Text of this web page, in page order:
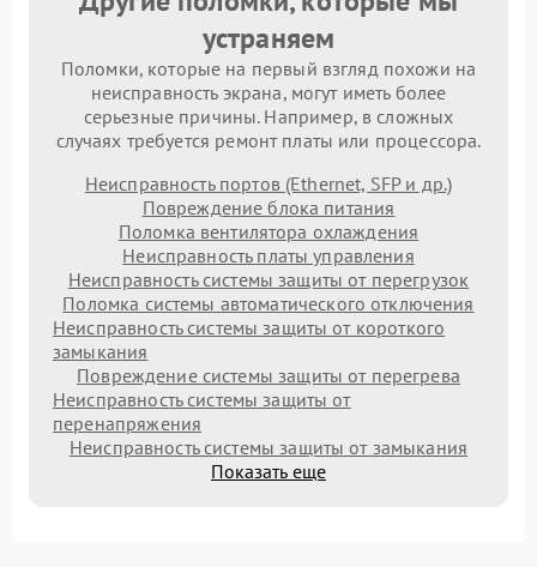
устраняем
Поломки, которые на первый взгляд похожи на
неисправность экрана, могут иметь более
серьезные причины. Например, в сложных
случаях требуется ремонт платы или процессора.
Неисправность портов (Ethernet, SFP и др.)
Повреждение блока питания
Поломка вентилятора охлаждения
Неисправность платы управления
Неисправность системы защиты от перегрузок
Поломка системы автоматического отключения
Неисправность системы защиты от короткого
замыкания
Повреждение системы защиты от перегрева
Неисправность системы защиты от
перенапряжения
Неисправность системы защиты от замыкания
Показать еще